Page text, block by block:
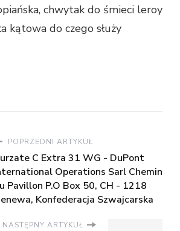
chwytak do śmieci leroy
kątowa do czego służy
POPRZEDNI ARTYKUŁ
C Extra 31 WG - DuPont
Operations Sarl Chemin
Pavillon P.O Box 50, CH - 1218
Konfederacja Szwajcarska
NASTĘPNY ARTYKUŁ